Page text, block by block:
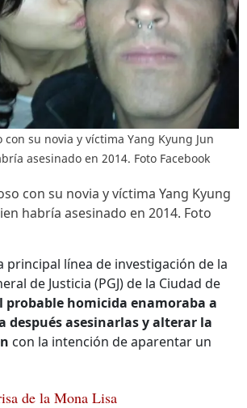
con su novia y víctima Yang Kyung Jun
asesinado en 2014. Foto Facebook
con su novia y víctima Yang Kyung
habría asesinado en 2014. Foto
principal línea de investigación de la
de Justicia (PGJ) de la Ciudad de
probable homicida enamoraba a
después asesinarlas y alterar la
con la intención de aparentar un
de la Mona Lisa